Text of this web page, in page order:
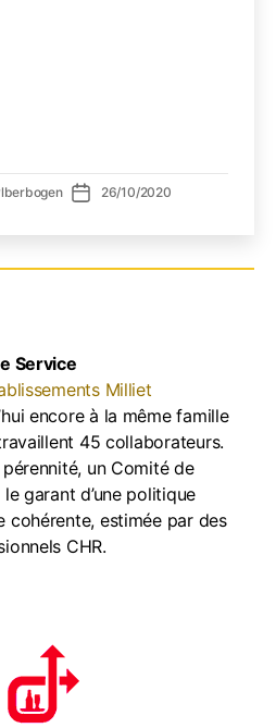
côtés.
Date
26/10/2020
Service
Milliet
encore à la même famille
45 collaborateurs.
un Comité de
garant d’une politique
cohérente, estimée par des
CHR.